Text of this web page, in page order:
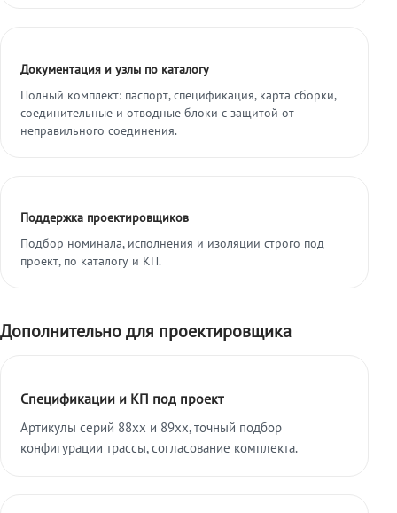
Документация и узлы по каталогу
Полный комплект: паспорт, спецификация, карта сборки,
соединительные и отводные блоки с защитой от
неправильного соединения.
Поддержка проектировщиков
Подбор номинала, исполнения и изоляции строго под
проект, по каталогу и КП.
Дополнительно для проектировщика
Спецификации и КП под проект
Артикулы серий 88xx и 89xx, точный подбор
конфигурации трассы, согласование комплекта.